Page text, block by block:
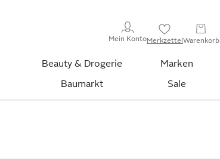
Mein KontoMerkzettelWarenkorb
Beauty & Drogerie
Marken
Baumarkt Sale